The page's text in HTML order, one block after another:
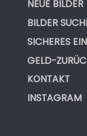
NEUE BILDER
BILDER
SICHERES
GELD-
KONTAKT
INSTAGRAM